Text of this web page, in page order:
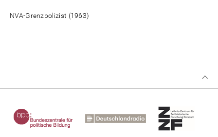
NVA-Grenzpolizist (1963)